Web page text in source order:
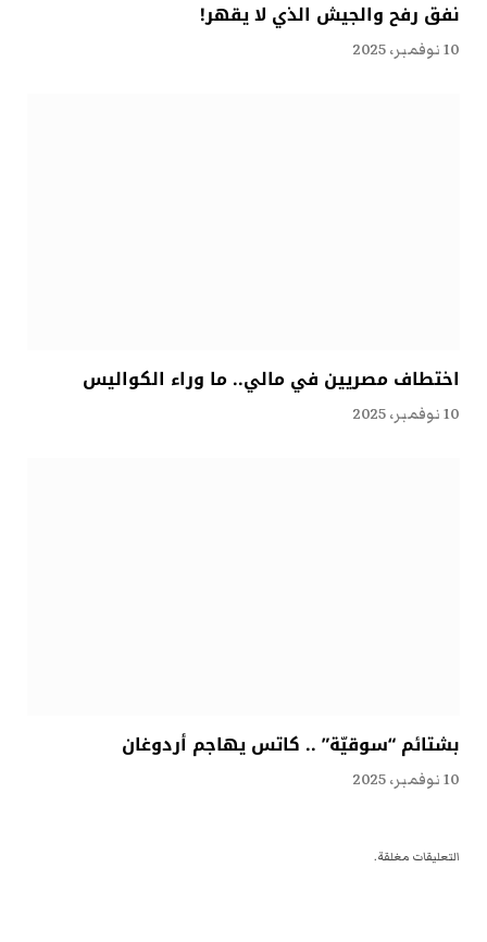
نفق رفح والجيش الذي لا يقهر!
10 نوفمبر، 2025
اختطاف مصريين في مالي.. ما وراء الكواليس
10 نوفمبر، 2025
بشتائم “سوقيّة” .. كاتس يهاجم أردوغان
10 نوفمبر، 2025
التعليقات مغلقة.